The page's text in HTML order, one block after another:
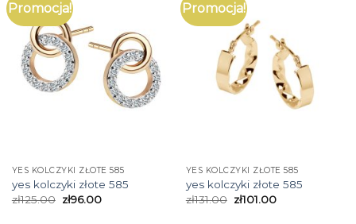
Promocja!
YES KOLCZYKI ZŁOTE 585
yes kolczyki złote 585
zł125.00 zł96.00
Promocja!
YES KOLCZYKI ZŁOTE 585
yes kolczyki złote 585
zł131.00 zł101.00